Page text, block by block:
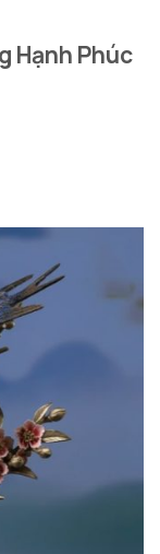
Hạnh Phúc